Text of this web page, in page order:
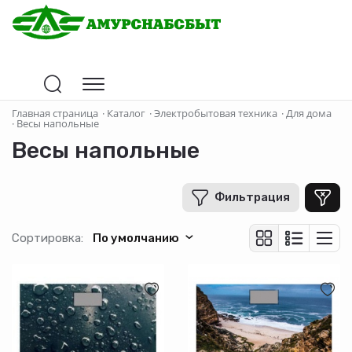
Главная страница · Каталог ·Электробытовая техника ·Для дома
· Весы напольные
Весы напольные
Фильтрация
В рублях
Добрыня
Производитель
Сортировка: По умолчанию